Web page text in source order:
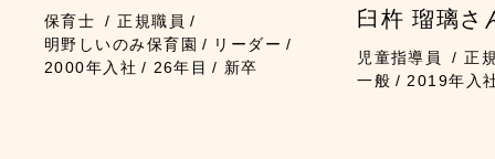
保育士
正規職員
明野しいのみ保育園
リーダー
2000年入社
26年目 新卒
臼杵 瑠璃さ
児童指導員
正
一般
2019年入